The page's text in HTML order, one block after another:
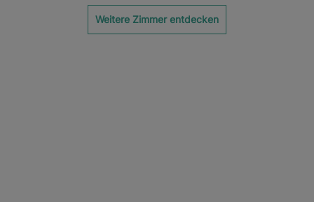
Weitere Zimmer entdecken